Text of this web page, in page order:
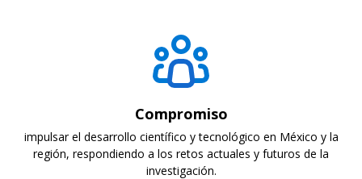
Compromiso
impulsar el desarrollo científico y tecnológico en México y la
región, respondiendo a los retos actuales y futuros de la
investigación.